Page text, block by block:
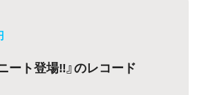
ニート登場‼』のレコード